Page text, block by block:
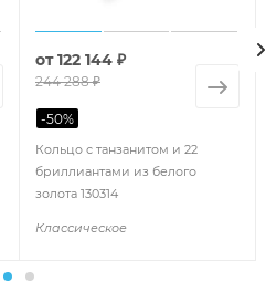
Кольцо с танзанитом и 22
бриллиантами из белого
золота 130314
Классическое
от122 144 ₽
244 288 ₽
-50%